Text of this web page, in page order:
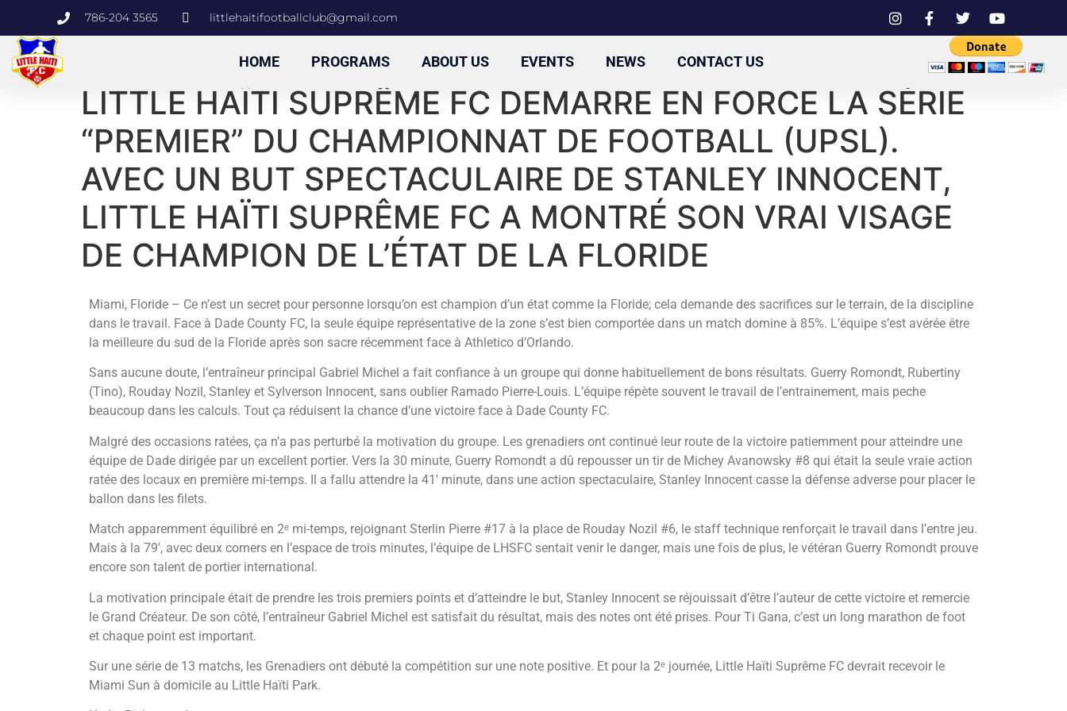
786-204 3565 littlehaitifootballclub@gmail.com
HOME PROGRAMS ABOUT US EVENTS NEWS CONTACT US
LITTLE HAÏTI SUPRÊME FC DEMARRE EN FORCE LA SÉRIE
“PREMIER” DU CHAMPIONNAT DE FOOTBALL (UPSL).
AVEC UN BUT SPECTACULAIRE DE STANLEY INNOCENT,
LITTLE HAÏTI SUPRÊME FC A MONTRÉ SON VRAI VISAGE
DE CHAMPION DE L’ÉTAT DE LA FLORIDE
Miami, Floride – Ce n’est un secret pour personne lorsqu’on est champion d’un état comme la Floride; cela demande des sacrifices sur le terrain, de la discipline
dans le travail. Face à Dade County FC, la seule équipe représentative de la zone s’est bien comportée dans un match domine à 85%. L’équipe s’est avérée être
la meilleure du sud de la Floride après son sacre récemment face à Athletico d’Orlando.
Sans aucune doute, l’entraîneur principal Gabriel Michel a fait confiance à un groupe qui donne habituellement de bons résultats. Guerry Romondt, Rubertiny
(Tino), Rouday Nozil, Stanley et Sylverson Innocent, sans oublier Ramado Pierre-Louis. L’équipe répète souvent le travail de l’entrainement, mais peche
beaucoup dans les calculs. Tout ça réduisent la chance d’une victoire face à Dade County FC.
Malgré des occasions ratées, ça n’a pas perturbé la motivation du groupe. Les grenadiers ont continué leur route de la victoire patiemment pour atteindre une
équipe de Dade dirigée par un excellent portier. Vers la 30 minute, Guerry Romondt a dû repousser un tir de Michey Avanowsky #8 qui était la seule vraie action
ratée des locaux en première mi-temps. Il a fallu attendre la 41′ minute, dans une action spectaculaire, Stanley Innocent casse la défense adverse pour placer le
ballon dans les filets.
Match apparemment équilibré en 2ᵉ mi-temps, rejoignant Sterlin Pierre #17 à la place de Rouday Nozil #6, le staff technique renforçait le travail dans l’entre jeu.
Mais à la 79′, avec deux corners en l’espace de trois minutes, l’équipe de LHSFC sentait venir le danger, mais une fois de plus, le vétéran Guerry Romondt prouve
encore son talent de portier international.
La motivation principale était de prendre les trois premiers points et d’atteindre le but, Stanley Innocent se réjouissait d’être l’auteur de cette victoire et remercie
le Grand Créateur. De son côté, l’entraîneur Gabriel Michel est satisfait du résultat, mais des notes ont été prises. Pour Ti Gana, c’est un long marathon de foot
et chaque point est important.
Sur une série de 13 matchs, les Grenadiers ont débuté la compétition sur une note positive. Et pour la 2ᵉ journée, Little Haïti Suprême FC devrait recevoir le
Miami Sun à domicile au Little Haïti Park.